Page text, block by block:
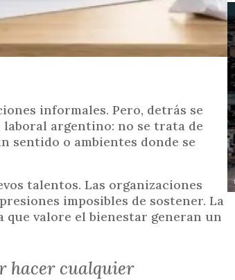
informales. Pero, detrás se
laboral argentino: no se trata de
sentido o ambientes donde se
talentos. Las organizaciones
imposibles de sostener. La
que valore el bienestar generan un
hacer cualquier